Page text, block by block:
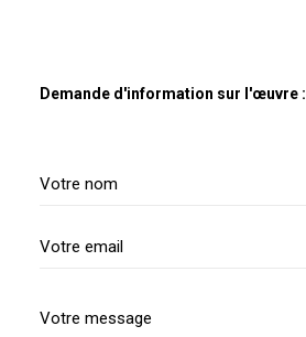
Demande d'information sur l'œuvre :